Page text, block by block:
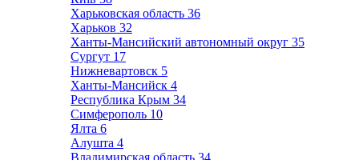
Харьковская область 36
Харьков 32
Ханты-Мансийский автономный округ 35
Сургут 17
Нижневартовск 5
Ханты-Мансийск 4
Республика Крым 34
Симферополь 10
Ялта 6
Алушта 4
Владимирская область 34